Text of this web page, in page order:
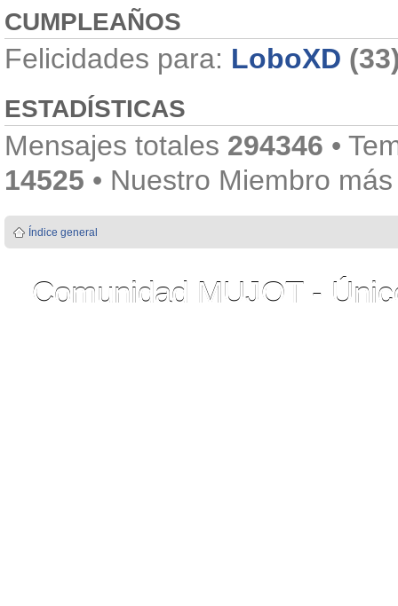
CUMPLEAÑOS
Felicidades para: LoboXD
ESTADÍSTICAS
Mensajes totales 294346 •
14525 • Nuestro Miembro
Índice general
Comunidad MUJOT -